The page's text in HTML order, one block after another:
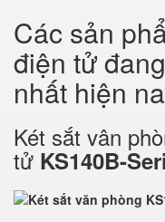
Các sản
điện tử
nhất hiện
Két sắt vân
tử KS140B-